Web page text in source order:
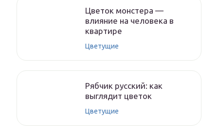
Цветок монстера —
влияние на человека в
квартире
Цветущие
Рябчик русский: как
выглядит цветок
Цветущие